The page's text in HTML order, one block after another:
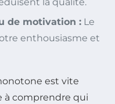
la qualité.
de motivation : Le
enthousiasme et
est vite
à comprendre qui